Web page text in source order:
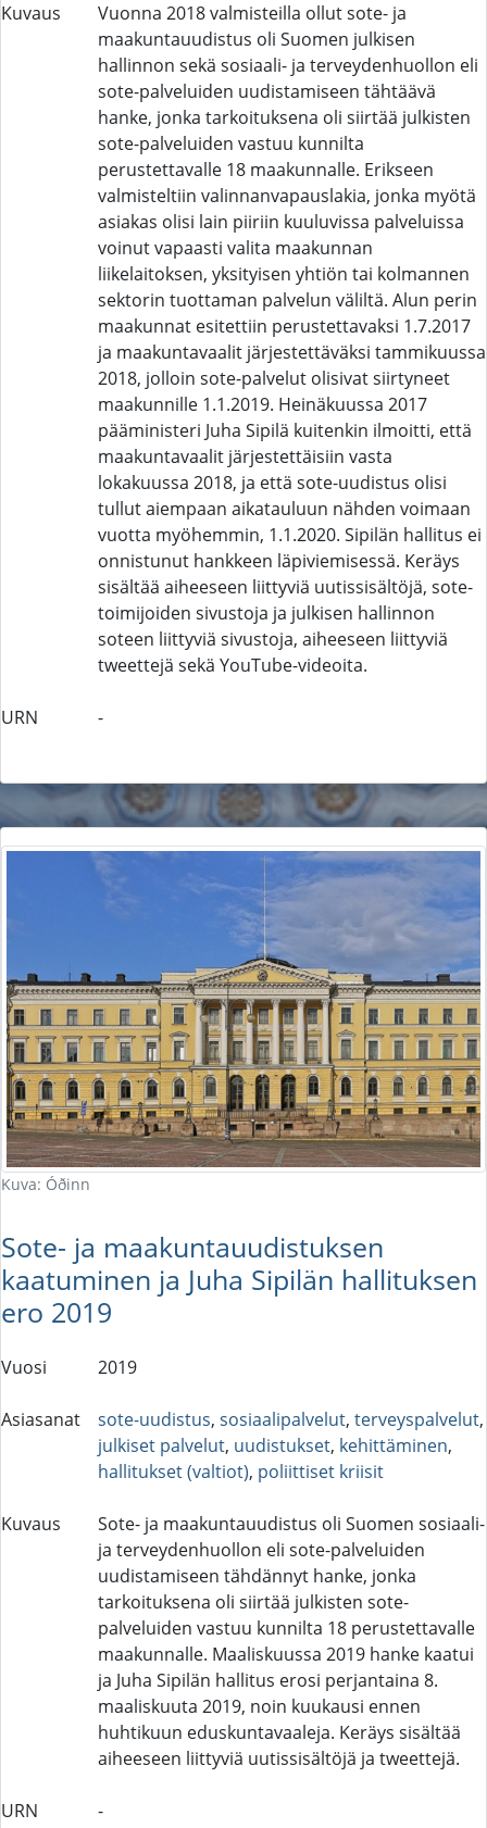
Kuvaus
Vuonna 2018 valmisteilla ollut sote- ja
maakuntauudistus oli Suomen julkisen
hallinnon sekä sosiaali- ja terveydenhuollon eli
sote-palveluiden uudistamiseen tähtäävä
hanke, jonka tarkoituksena oli siirtää julkisten
sote-palveluiden vastuu kunnilta
perustettavalle 18 maakunnalle. Erikseen
valmisteltiin valinnanvapauslakia, jonka myötä
asiakas olisi lain piiriin kuuluvissa palveluissa
voinut vapaasti valita maakunnan
liikelaitoksen, yksityisen yhtiön tai kolmannen
sektorin tuottaman palvelun väliltä. Alun perin
maakunnat esitettiin perustettavaksi 1.7.2017
ja maakuntavaalit järjestettäväksi tammikuussa
2018, jolloin sote-palvelut olisivat siirtyneet
maakunnille 1.1.2019. Heinäkuussa 2017
pääministeri Juha Sipilä kuitenkin ilmoitti, että
maakuntavaalit järjestettäisiin vasta
lokakuussa 2018, ja että sote-uudistus olisi
tullut aiempaan aikatauluun nähden voimaan
vuotta myöhemmin, 1.1.2020. Sipilän hallitus ei
onnistunut hankkeen läpiviemisessä. Keräys
sisältää aiheeseen liittyviä uutissisältöjä, sote-
toimijoiden sivustoja ja julkisen hallinnon
soteen liittyviä sivustoja, aiheeseen liittyviä
tweettejä sekä YouTube-videoita.
URN -
Kuva: Óðinn
Sote- ja maakuntauudistuksen
kaatuminen ja Juha Sipilän hallituksen
ero 2019
Vuosi 2019
Asiasanat sote-uudistus, sosiaalipalvelut, terveyspalvelut,
julkiset palvelut, uudistukset, kehittäminen,
hallitukset (valtiot), poliittiset kriisit
Kuvaus
Sote- ja maakuntauudistus oli Suomen sosiaali-
ja terveydenhuollon eli sote-palveluiden
uudistamiseen tähdännyt hanke, jonka
tarkoituksena oli siirtää julkisten sote-
palveluiden vastuu kunnilta 18 perustettavalle
maakunnalle. Maaliskuussa 2019 hanke kaatui
ja Juha Sipilän hallitus erosi perjantaina 8.
maaliskuuta 2019, noin kuukausi ennen
huhtikuun eduskuntavaaleja. Keräys sisältää
aiheeseen liittyviä uutissisältöjä ja tweettejä.
URN -